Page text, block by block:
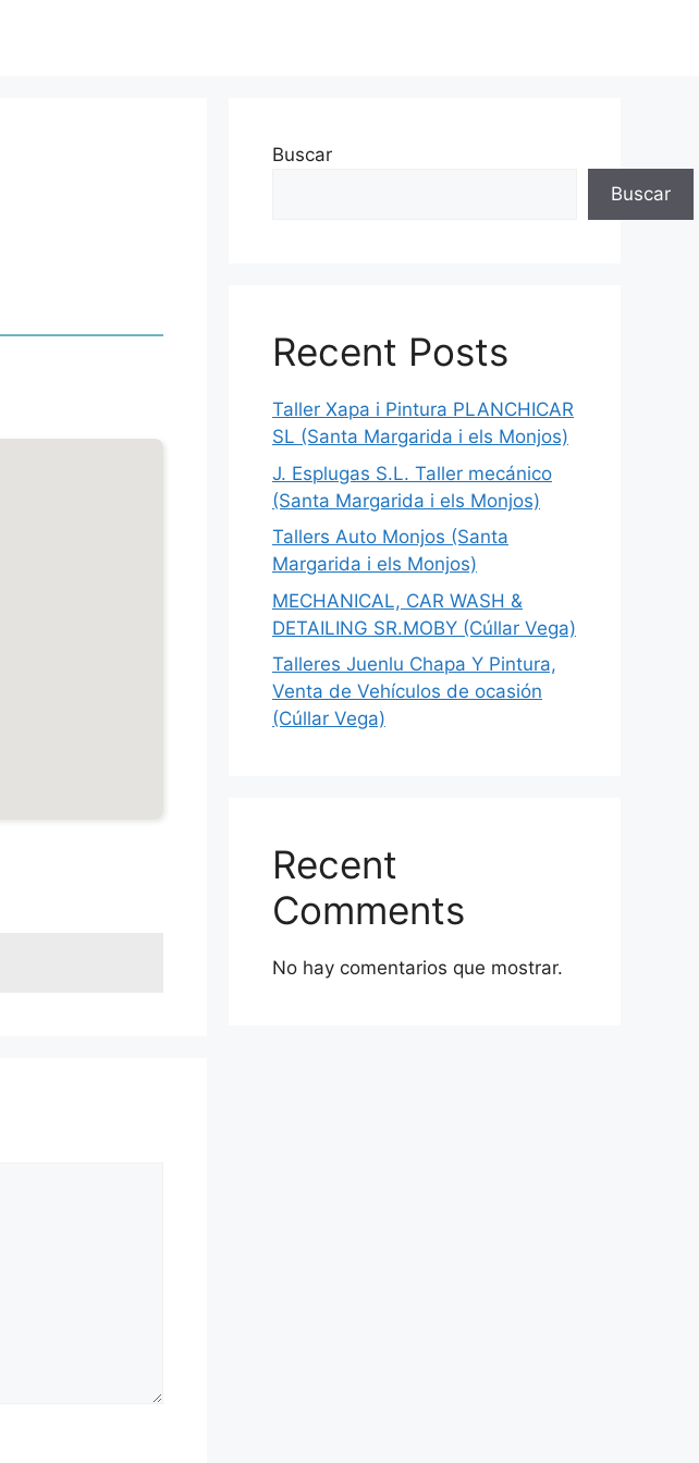
Buscar
Buscar
Recent Posts
Taller Xapa i Pintura PLANCHICAR
SL (Santa Margarida i els Monjos)
J. Esplugas S.L. Taller mecánico
(Santa Margarida i els Monjos)
Tallers Auto Monjos (Santa
Margarida i els Monjos)
MECHANICAL, CAR WASH &
DETAILING SR.MOBY (Cúllar Vega)
Talleres Juenlu Chapa Y Pintura,
Venta de Vehículos de ocasión
(Cúllar Vega)
Recent
Comments
No hay comentarios que mostrar.